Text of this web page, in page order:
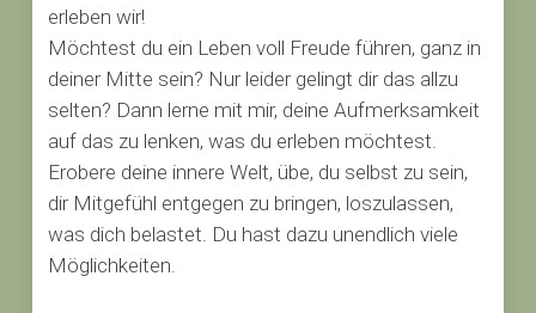
erleben wir!
Möchtest du ein Leben voll Freude führen, ganz in
deiner Mitte sein? Nur leider gelingt dir das allzu
selten? Dann lerne mit mir, deine Aufmerksamkeit
auf das zu lenken, was du erleben möchtest.
Erobere deine innere Welt, übe, du selbst zu sein,
dir Mitgefühl entgegen zu bringen, loszulassen,
was dich belastet. Du hast dazu unendlich viele
Möglichkeiten.